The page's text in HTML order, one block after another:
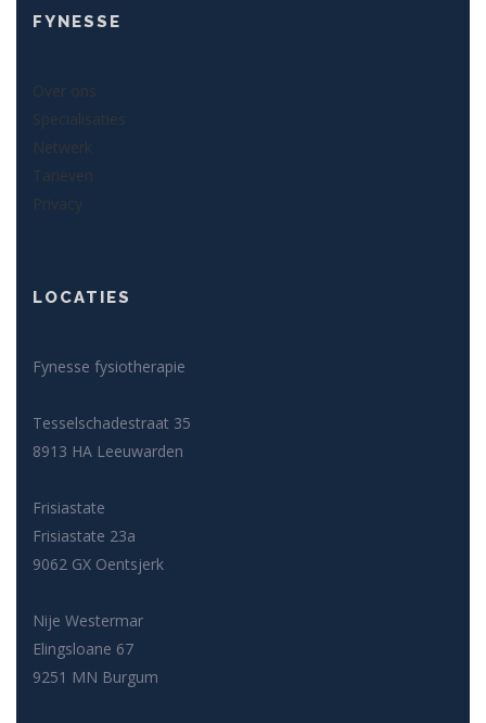
FYNESSE
Over ons
Specialisaties
Netwerk
Tarieven
Privacy
LOCATIES
Fynesse fysiotherapie
Tesselschadestraat 35
8913 HA Leeuwarden
Frisiastate
Frisiastate 23a
9062 GX Oentsjerk
Nije Westermar
Elingsloane 67
9251 MN Burgum